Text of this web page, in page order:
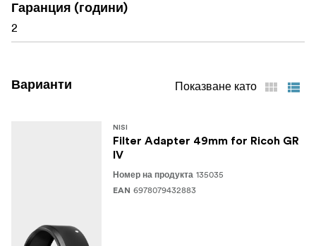
Опаковката включва:
Гаранция (години)
2
Варианти Показване като
NISI
Filter Adapter 49mm for Ricoh GR
IV
Номер на продукта 135035
EAN 6978079432883